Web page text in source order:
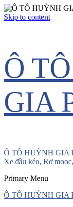
Skip to content
Ô
GIA
Ô TÔ HUỲNH GIA
Xe đầu kéo, Rơ
Primary Menu
Ô TÔ HUỲNH GIA